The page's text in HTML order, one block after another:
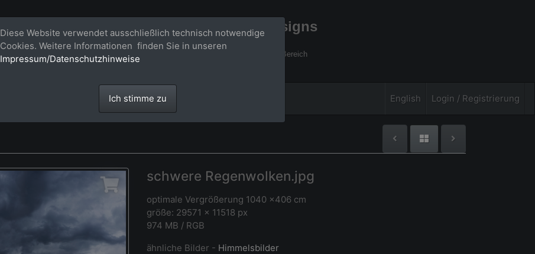
Bildagentur für großformatige Raumdesigns
Großformatige Bilder - über 100 Meter große 'largeformat' Fotos im Gigapixel Bereich
English Login / Registrierung
schwere Regenwolken.jpg
optimale Vergrößerung 1040 x406 cm
größe: 29571 x 11518 px
974 MB / RGB
ähnliche Bilder - Himmelsbilder
Diese Website verwendet ausschließlich technisch notwendige
Cookies. Weitere Informationen finden Sie in unseren
Impressum/Datenschutzhinweise
Ich stimme zu